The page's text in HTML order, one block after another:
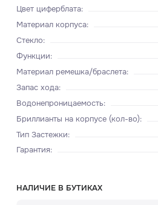
Цвет циферблата:
Материал корпуса:
Стекло:
Функции:
Материал ремешка/браслета:
Запас хода:
Водонепроницаемость:
Бриллианты на корпусе (кол-во):
Тип Застежки:
Гарантия:
НАЛИЧИЕ В БУТИКАХ